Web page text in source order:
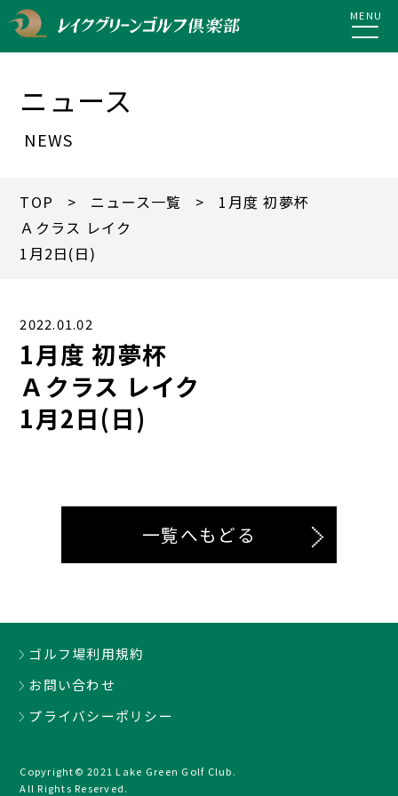
MENU
ニュース
NEWS
TOP > ニュース一覧
> 1月度 初夢杯
Ａクラス レイク
1月2日(日)
2022.01.02
1月度 初夢杯
Ａクラス レイク
1月2日(日)
一覧へもどる
ゴルフ場利用規約
お問い合わせ
プライバシーポリシー
Copyright© 2021 Lake Green Golf Club.
All Rights Reserved.